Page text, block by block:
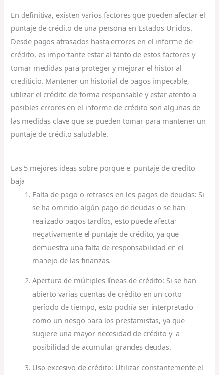
En definitiva, existen varios factores que pueden afectar el
puntaje de crédito de una persona en Estados Unidos.
Desde pagos atrasados hasta errores en el informe de
crédito, es importante estar al tanto de estos factores y
tomar medidas para proteger y mejorar el historial
crediticio. Mantener un historial de pagos impecable,
utilizar el crédito de forma responsable y estar atento a
posibles errores en el informe de crédito son algunas de
las medidas clave que se pueden tomar para mantener un
puntaje de crédito saludable.
Las 5 mejores ideas sobre porque el puntaje de credito
baja
Falta de pago o retrasos en los pagos de deudas: Si
se ha omitido algún pago de deudas o se han
realizado pagos tardíos, esto puede afectar
negativamente el puntaje de crédito, ya que
demuestra una falta de responsabilidad en el
manejo de las finanzas.
Apertura de múltiples líneas de crédito: Si se han
abierto varias cuentas de crédito en un corto
período de tiempo, esto podría ser interpretado
como un riesgo para los prestamistas, ya que
sugiere una mayor necesidad de crédito y la
posibilidad de acumular grandes deudas.
Uso excesivo de crédito: Utilizar constantemente el